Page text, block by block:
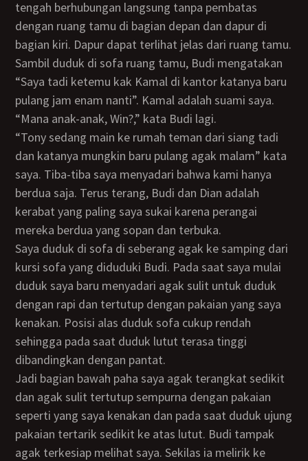
tengah berhubungan langsung tanpa pembatas
dengan ruang tamu di bagian depan dan dapur di
bagian kiri. Dapur dapat terlihat jelas dari ruang tamu.
Sambil duduk di sofa ruang tamu, Budi mengatakan
“Saya tadi ketemu kak Kamal di kantor katanya baru
pulang jam enam nanti”. Kamal adalah suami saya.
“Mana anak-anak, Win?,” kata Budi lagi.
“Tony sedang main ke rumah teman dari siang tadi
dan katanya mungkin baru pulang agak malam” kata
saya. Tiba-tiba saya menyadari bahwa kami hanya
berdua saja. Terus terang, Budi dan Dian adalah
kerabat yang paling saya sukai karena perangai
mereka berdua yang sopan dan terbuka.
Saya duduk di sofa di seberang agak ke samping dari
kursi sofa yang diduduki Budi. Pada saat saya mulai
duduk saya baru menyadari agak sulit untuk duduk
dengan rapi dan tertutup dengan pakaian yang saya
kenakan. Posisi alas duduk sofa cukup rendah
sehingga pada saat duduk lutut terasa tinggi
dibandingkan dengan pantat.
Jadi bagian bawah paha saya agak terangkat sedikit
dan agak sulit tertutup sempurna dengan pakaian
seperti yang saya kenakan dan pada saat duduk ujung
pakaian tertarik sedikit ke atas lutut. Budi tampak
agak terkesiap melihat saya. Sekilas ia melirik ke